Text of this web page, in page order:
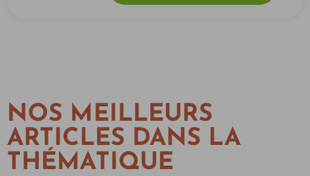
NOS MEILLEURS
ARTICLES DANS LA
THÉMATIQUE